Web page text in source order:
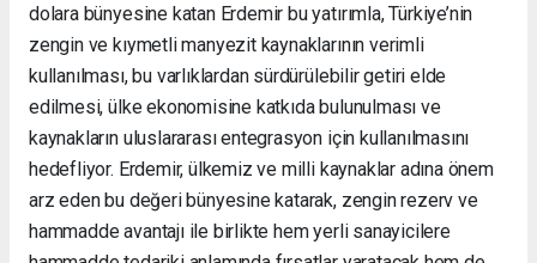
dolara bünyesine katan Erdemir bu yatırımla, Türkiye’nin
zengin ve kıymetli manyezit kaynaklarının verimli
kullanılması, bu varlıklardan sürdürülebilir getiri elde
edilmesi, ülke ekonomisine katkıda bulunulması ve
kaynakların uluslararası entegrasyon için kullanılmasını
hedefliyor. Erdemir, ülkemiz ve milli kaynaklar adına önem
arz eden bu değeri bünyesine katarak, zengin rezerv ve
hammadde avantajı ile birlikte hem yerli sanayicilere